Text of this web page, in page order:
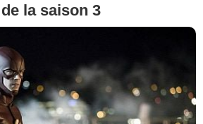
la saison 3